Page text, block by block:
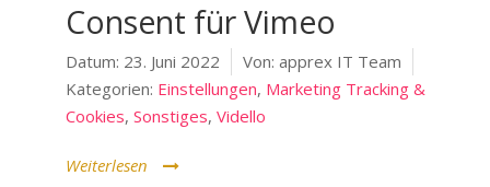
Consent für Vimeo
Datum: 23. Juni 2022 Von: apprex IT Team
Kategorien: Einstellungen, Marketing Tracking &
Cookies, Sonstiges, Vidello
Weiterlesen